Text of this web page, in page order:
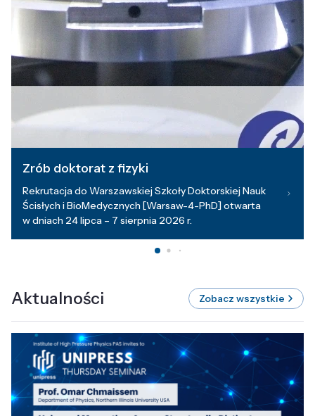
Zrób doktorat z fizyki
Rekrutacja do Warszawskiej Szkoły Doktorskiej Nauk
Ścisłych i BioMedycznych [Warsaw-4-PhD] otwarta
w dniach 24 lipca – 7 sierpnia 2026 r.
Aktualności Zobacz wszystkie